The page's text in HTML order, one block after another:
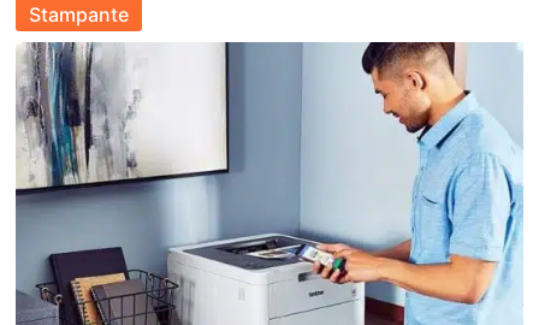
Stampante